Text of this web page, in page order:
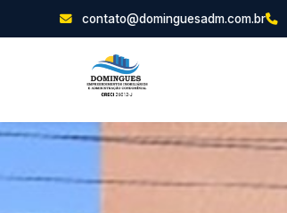
contato@dominguesadm.com.br